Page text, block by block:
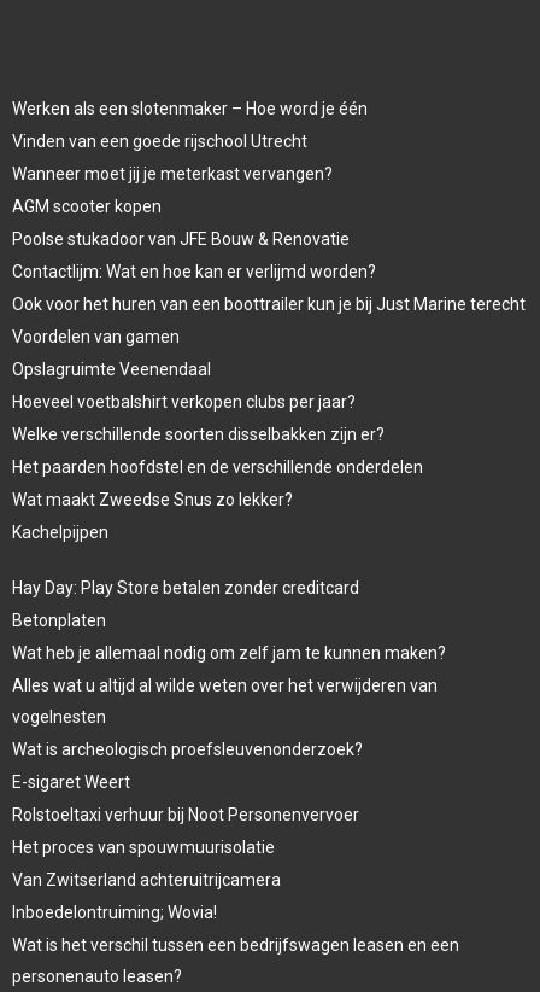
Werken als een slotenmaker – Hoe word je één
Vinden van een goede rijschool Utrecht
Wanneer moet jij je meterkast vervangen?
AGM scooter kopen
Poolse stukadoor van JFE Bouw & Renovatie
Contactlijm: Wat en hoe kan er verlijmd worden?
Ook voor het huren van een boottrailer kun je bij Just Marine terecht
Voordelen van gamen
Opslagruimte Veenendaal
Hoeveel voetbalshirt verkopen clubs per jaar?
Welke verschillende soorten disselbakken zijn er?
Het paarden hoofdstel en de verschillende onderdelen
Wat maakt Zweedse Snus zo lekker?
Kachelpijpen
Hay Day: Play Store betalen zonder creditcard
Betonplaten
Wat heb je allemaal nodig om zelf jam te kunnen maken?
Alles wat u altijd al wilde weten over het verwijderen van
vogelnesten
Wat is archeologisch proefsleuvenonderzoek?
E-sigaret Weert
Rolstoeltaxi verhuur bij Noot Personenvervoer
Het proces van spouwmuurisolatie
Van Zwitserland achteruitrijcamera
Inboedelontruiming; Wovia!
Wat is het verschil tussen een bedrijfswagen leasen en een
personenauto leasen?